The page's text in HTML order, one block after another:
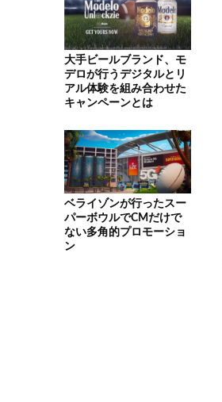
大手ビールブランド、モ
デロが行うデジタルとリ
アル体験を組み合わせた
キャンペーンとは
ベライゾンが行ったスー
パーボウルでCMだけで
ない多角的プロモーショ
ン